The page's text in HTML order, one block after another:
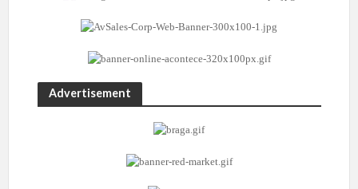
Advertisement